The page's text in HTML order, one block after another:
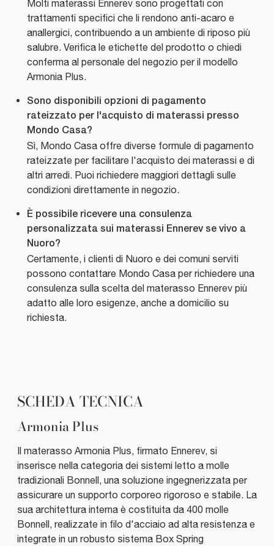
Molti materassi Ennerev sono progettati con
trattamenti specifici che li rendono anti-acaro e
anallergici, contribuendo a un ambiente di riposo più
salubre. Verifica le etichette del prodotto o chiedi
conferma al personale del negozio per il modello
Armonia Plus.
Sono disponibili opzioni di pagamento
rateizzato per l'acquisto di materassi presso
Mondo Casa?
Sì, Mondo Casa offre diverse formule di pagamento
rateizzate per facilitare l'acquisto dei materassi e di
altri arredi. Puoi richiedere maggiori dettagli sulle
condizioni direttamente in negozio.
È possibile ricevere una consulenza
personalizzata sui materassi Ennerev se vivo a
Nuoro?
Certamente, i clienti di Nuoro e dei comuni serviti
possono contattare Mondo Casa per richiedere una
consulenza sulla scelta del materasso Ennerev più
adatto alle loro esigenze, anche a domicilio su
richiesta.
SCHEDA TECNICA
Armonia Plus
Il materasso Armonia Plus, firmato Ennerev, si
inserisce nella categoria dei sistemi letto a molle
tradizionali Bonnell, una soluzione ingegnerizzata per
assicurare un supporto corporeo rigoroso e stabile. La
sua architettura interna è costituita da 400 molle
Bonnell, realizzate in filo d'acciaio ad alta resistenza e
integrate in un robusto sistema Box Spring